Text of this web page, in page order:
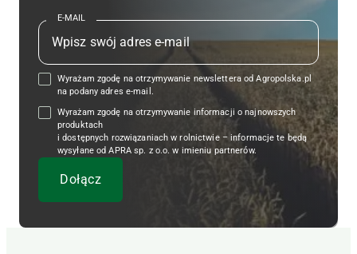
E-MAIL
Wyrażam zgodę na otrzymywanie newslettera od Agropolska.pl
na podany adres e-mail.
Wyrażam zgodę na otrzymywanie informacji o najnowszych
produktach
i dostępnych rozwiązaniach w rolnictwie – informacje te będą
wysyłane od APRA sp. z o.o. w imieniu partnerów.